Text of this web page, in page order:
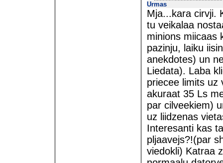
Urmas
Mja...kara cirvji.
tu veikalaa
minions miicaas
pazinju, laiku
anekdotes) un
Liedata). Laba
priecee limits uz
akuraat 35 Ls
par cilveekiem)
uz liidzenas
Interesanti kas
pljaavejs?!(par
viedokli) Katraa